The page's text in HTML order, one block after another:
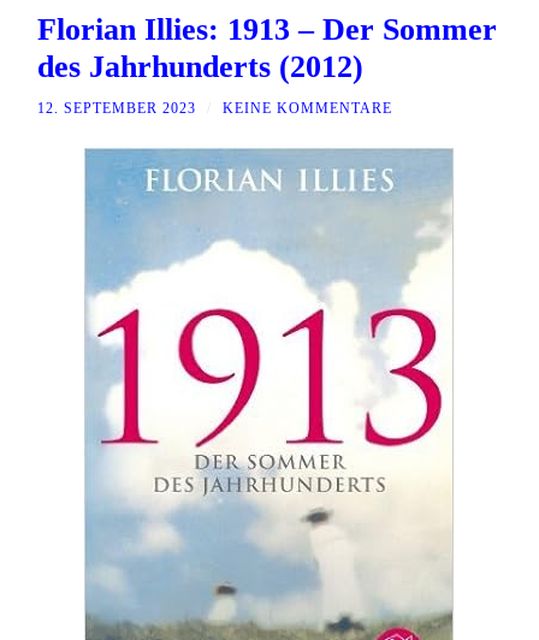
Florian Illies: 1913 – Der Sommer
des Jahrhunderts (2012)
12. SEPTEMBER 2023 KEINE KOMMENTARE